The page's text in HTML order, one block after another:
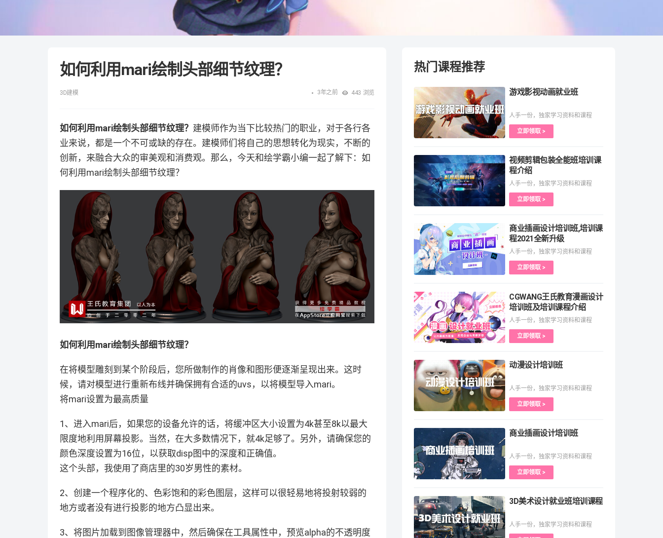
如何利用mari绘制头部细节纹理？
3D建模 3年之前 443 浏览
如何利用mari绘制头部细节纹理？ 建模师作为当下比较热门的职业，对于各行各
业来说，都是一个不可或缺的存在。建模师们将自己的思想转化为现实，不断的
创新，来融合大众的审美观和消费观。那么，今天和绘学霸小编一起了解下：如
何利用mari绘制头部细节纹理？
如何利用mari绘制头部细节纹理？
在将模型雕刻到某个阶段后，您所做制作的肖像和图形便逐渐呈现出来。这时
候，请对模型进行重新布线并确保拥有合适的uvs，以将模型导入mari。
将mari设置为最高质量
1、进入mari后，如果您的设备允许的话，将缓冲区大小设置为4k甚至8k以最大
限度地利用屏幕投影。当然，在大多数情况下，就4k足够了。另外，请确保您的
颜色深度设置为16位，以获取disp图中的深度和正确值。
这个头部，我使用了商店里的30岁男性的素材。
2、创建一个程序化的、色彩饱和的彩色图层，这样可以很轻易地将投射较弱的
地方或者没有进行投影的地方凸显出来。
3、将图片加载到图像管理器中，然后确保在工具属性中，预览alpha的不透明度
热门课程推荐
游戏影视动画就业班
人手一份，独家学习资料和课程
立即领取 >
视频剪辑包装全能班培训课
程介绍
人手一份，独家学习资料和课程
立即领取 >
商业插画设计培训班,培训课
程2021全新升级
人手一份，独家学习资料和课程
立即领取 >
CGWANG王氏教育漫画设计
培训班及培训课程介绍
人手一份，独家学习资料和课程
立即领取 >
动漫设计培训班
人手一份，独家学习资料和课程
立即领取 >
商业插画设计培训班
人手一份，独家学习资料和课程
立即领取 >
3D美术设计就业班培训课程
人手一份，独家学习资料和课程